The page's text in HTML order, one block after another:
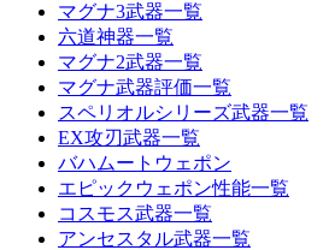
マグナ3武器一覧
六道神器一覧
マグナ2武器一覧
マグナ武器評価一覧
スペリオルシリーズ武器一覧
EX攻刃武器一覧
バハムートウェポン
エピックウェポン性能一覧
コスモス武器一覧
アンセスタル武器一覧